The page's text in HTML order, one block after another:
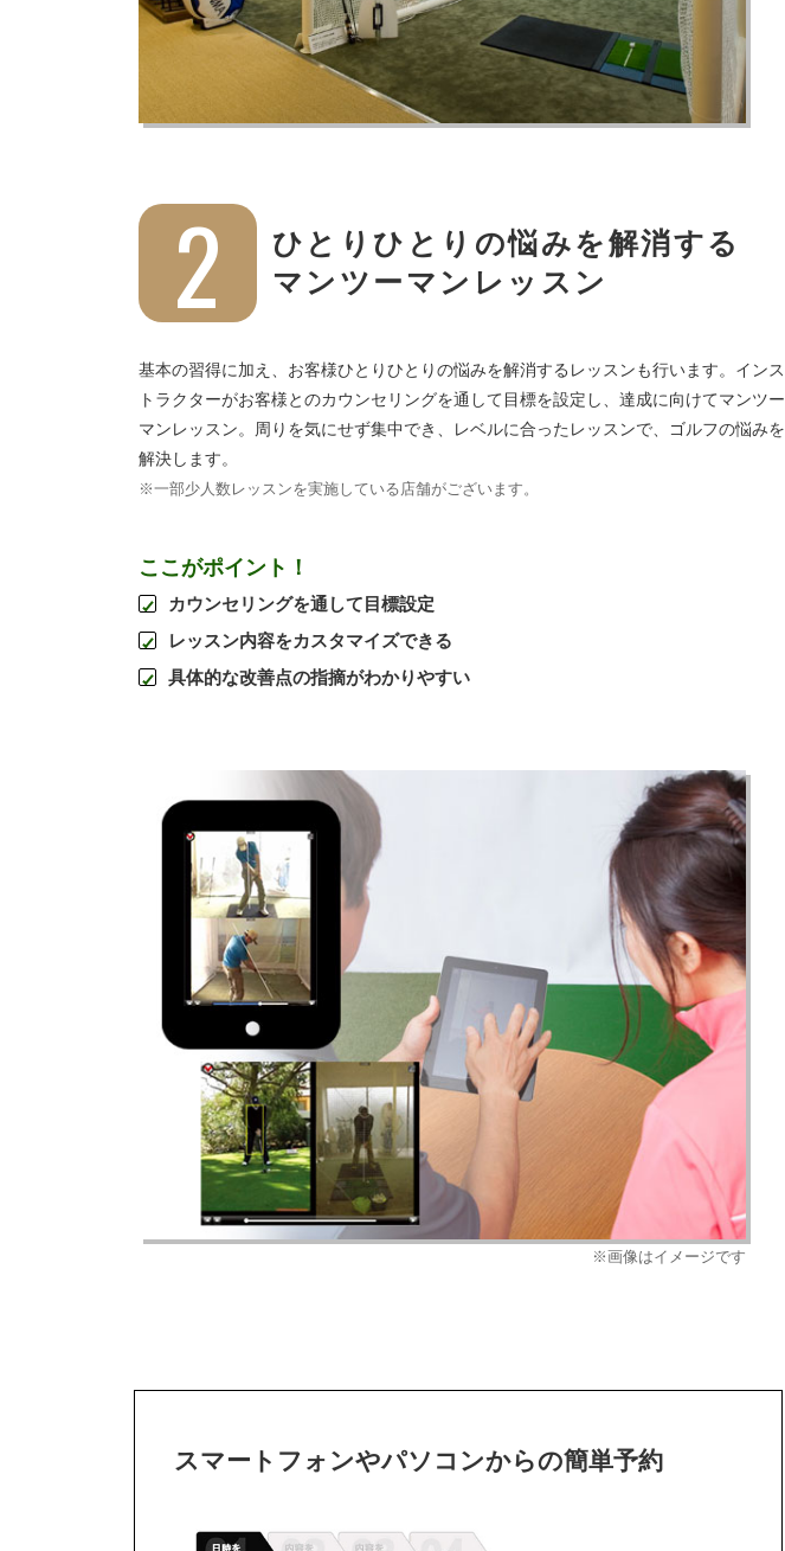
2
ひとりひとりの悩みを解消する
マンツーマンレッスン
基本の習得に加え、お客様ひとりひとりの悩みを解消するレッスンも行います。インス
トラクターがお客様とのカウンセリングを通して目標を設定し、達成に向けてマンツー
マンレッスン。周りを気にせず集中でき、レベルに合ったレッスンで、ゴルフの悩みを
解決します。
※一部少人数レッスンを実施している店舗がございます。
ここがポイント！
カウンセリングを通して目標設定
レッスン内容をカスタマイズできる
具体的な改善点の指摘がわかりやすい
※画像はイメージです
スマートフォンやパソコンからの簡単予約